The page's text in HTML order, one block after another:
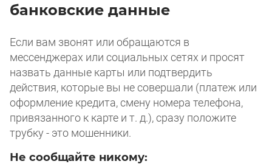
банковские данные
Если вам звонят или обращаются в
мессенджерах или социальных сетях и просят
назвать данные карты или подтвердить
действия, которые вы не совершали (платеж или
оформление кредита, смену номера телефона,
привязанного к карте и т. д.), сразу положите
трубку - это мошенники.
Не сообщайте никому: